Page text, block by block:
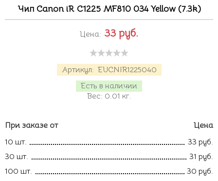
Чип Canon iR C1225 MF810 034 Yellow (7.3k)
Артикул: EUCNIR1225040
Есть в наличии
Вес: 0.01 кг.
Цена: 33 руб.
При заказе от
Цена
10 шт.
33 руб.
30 шт.
31 руб.
100 шт.
30 руб.